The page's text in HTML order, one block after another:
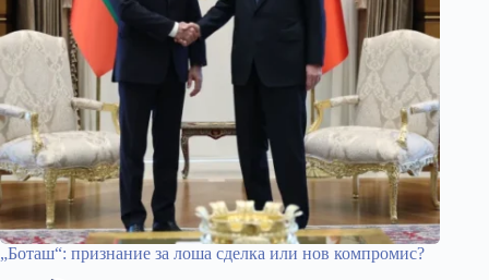
„Боташ“: признание за лоша сделка или нов компромис?